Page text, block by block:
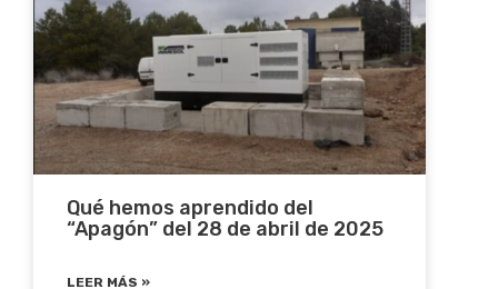
Qué hemos aprendido del
“Apagón” del 28 de abril de 2025
LEER MÁS »